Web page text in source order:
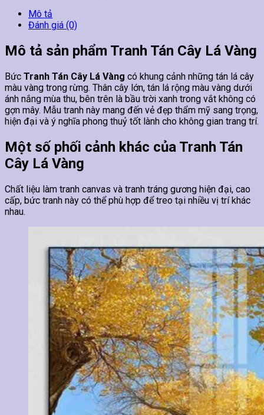
Mô tả
Đánh giá (0)
Mô tả sản phẩm Tranh Tán Cây Lá Vàng
Bức Tranh Tán Cây Lá Vàng có khung cảnh những tán lá cây
màu vàng trong rừng. Thân cây lớn, tán lá rộng màu vàng dưới
ánh nắng mùa thu, bên trên là bầu trời xanh trong vắt không có
gợn mây. Mẫu tranh này mang đến vẻ đẹp thẩm mỹ sang trọng,
hiện đại và ý nghĩa phong thuỷ tốt lành cho không gian trang trí.
Một số phối cảnh khác của Tranh Tán
Cây Lá Vàng
Chất liệu làm tranh canvas và tranh tráng gương hiện đại, cao
cấp, bức tranh này có thể phù hợp để treo tại nhiều vị trí khác
nhau.